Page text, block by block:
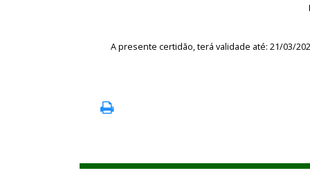
A presente certidão, terá validade até: 21/03/